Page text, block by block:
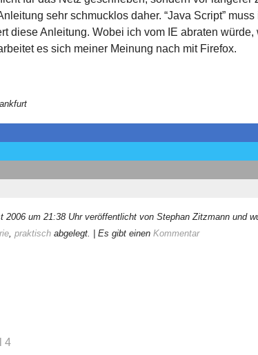
sehr schmucklos daher. “Java Script”
diese Anleitung. Wobei ich vom IE abraten
es sich meiner Meinung nach mit Firefox.
um 21:38 Uhr veröffentlicht von Stephan Zitzmann und
, praktisch abgelegt. | Es gibt einen Kommentar
4